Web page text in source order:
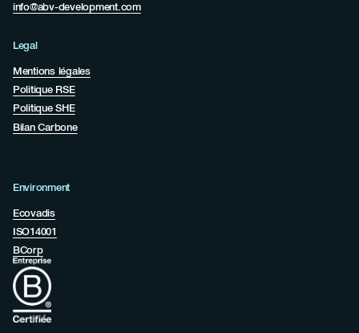
info@abv-development.com
Legal
Mentions légales
Politique RSE
Politique SHE
Bilan Carbone
Environment
Ecovadis
ISO14001
BCorp